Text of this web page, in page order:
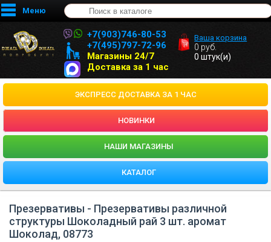
Меню
+7(903)746-80-53
+7(495)797-72-96
Магазины 24/7
Доставка за 1 час
Ваша корзина
0 руб.
0 штук(и)
ЭКСПРЕСС ДОСТАВКА ЗА 1 ЧАС
НОВИНКИ
HАШИ МАГАЗИНЫ
КАТАЛОГ
Презервативы - Презервативы различной
структуры Шоколадный рай 3 шт. аромат
Шоколад, 08773